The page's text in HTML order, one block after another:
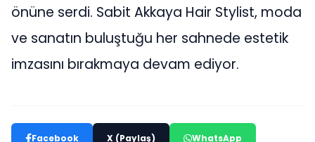
önüne serdi. Sabit Akkaya Hair Stylist, moda
ve sanatın buluştuğu her sahnede estetik
imzasını bırakmaya devam ediyor.
Facebook X (Paylaş) WhatsApp